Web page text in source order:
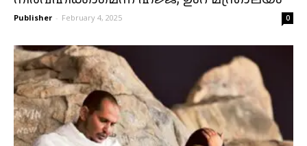
Publisher - February 4, 2025 0